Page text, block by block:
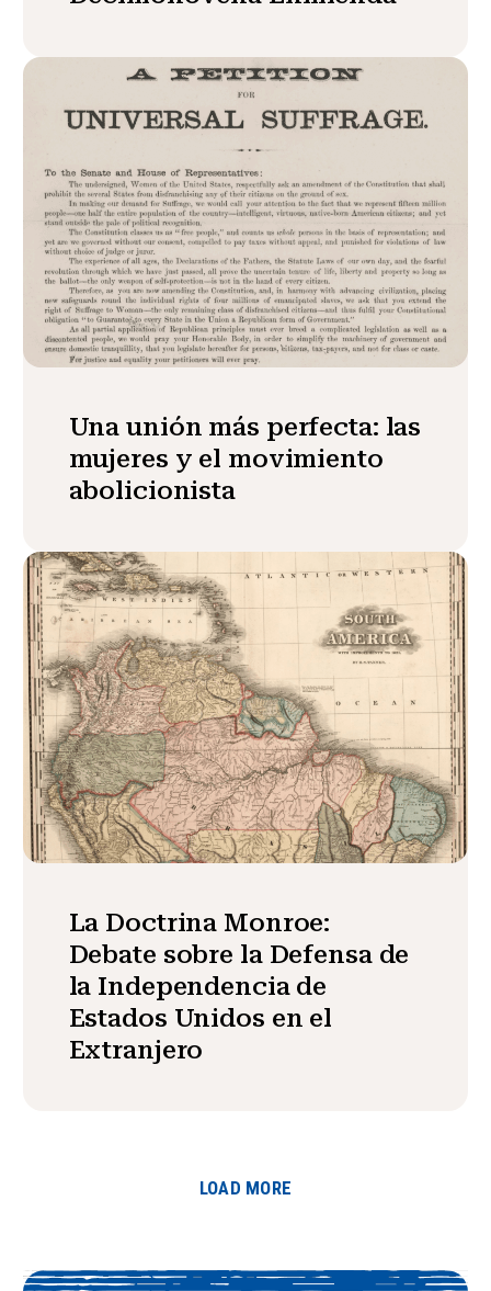
Una unión más perfecta: las
mujeres y el movimiento
abolicionista
La Doctrina Monroe:
Debate sobre la Defensa de
la Independencia de
Estados Unidos en el
Extranjero
LOAD MORE